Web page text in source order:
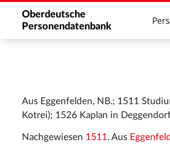
Oberdeutsche
Personendatenbank
Aus Eggenfelden, NB.; 1511
Kotrei); 1526 Kaplan in
Nachgewiesen 1511. Aus